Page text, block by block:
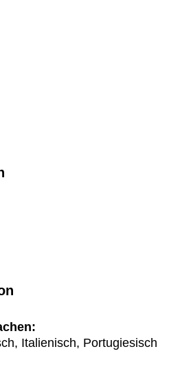
Italienisch, Portugiesisch